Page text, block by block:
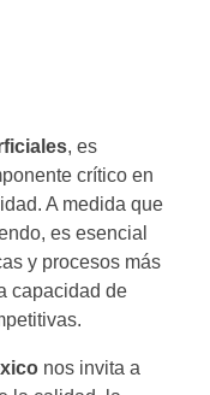
, es
crítico en
A medida que
es esencial
y procesos más
capacidad de
nos invita a